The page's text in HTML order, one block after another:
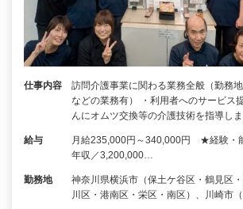
仕事内容
訪問介護事業に関わる業務全般（勤務
などの業務有） ・利用者へのサービス
んにオムツ交換等の介護技術を指導し
給与
月給235,000円～340,000円 ★経験
年収／3,200,000…
勤務地
神奈川県横浜市（保土ケ谷区・鶴見区
川区・港南区・栄区・南区）、川崎市（